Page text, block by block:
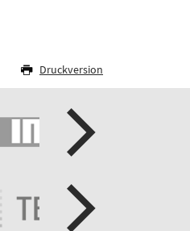
Druckversion